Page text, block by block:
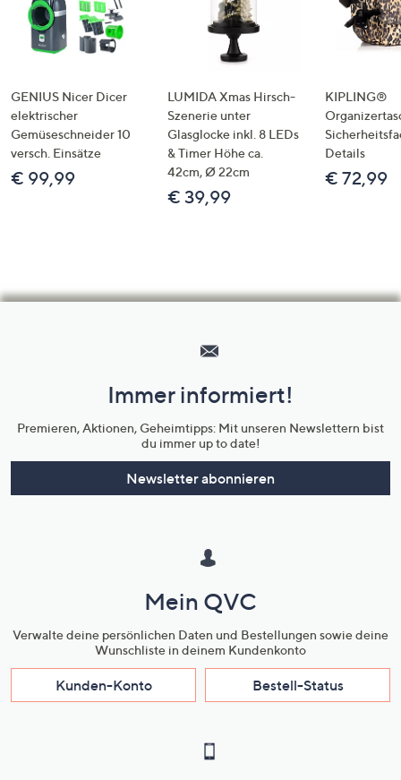
GENIUS Nicer Dicer
elektrischer
Gemüseschneider 10
versch. Einsätze
€ 99,99
LUMIDA Xmas Hirsch-
Szenerie unter
Glasglocke inkl. 8 LEDs
& Timer Höhe ca.
42cm, Ø 22cm
€ 39,99
KIPLING®
Details
€ 72,99
Unternehmensinformationen
Immer informiert!
Premieren, Aktionen, Geheimtipps: Mit unseren Newslettern bist
du immer up to date!
Newsletter abonnieren
Mein QVC
Verwalte deine persönlichen Daten und Bestellungen sowie deine
Wunschliste in deinem Kundenkonto
Kunden-Konto Bestell-Status